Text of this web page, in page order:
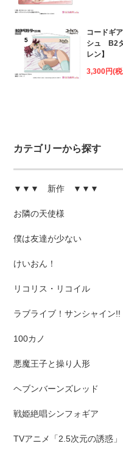
5
コードギ
シュ B2
レン】
3,300円(
カテゴリーから探す
▼▼▼ 新作 ▼▼▼
お隣の天使様
僕は友達が少ない
けいおん！
リコリス・リコイル
ラブライブ！サンシャイン!!
100カノ
悪魔王子と操り人形
ヘブンバーンズレッド
戦姫絶唱シンフォギア
TVアニメ「2.5次元の誘惑」